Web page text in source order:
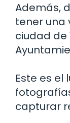
Además,
tener una
ciudad de
Este es
capturar